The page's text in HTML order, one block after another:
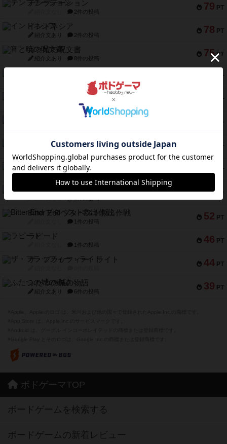
79 PT
テンプテーション
2件の投稿
78 PT
インドネシア
紹介文あり 2件の投稿
75 PT
宵と暁の呪文書
紹介文あり 8件の投稿
PT
9件の投稿
PT
1件の投稿
PT
PT
スペクタキュラー
PT
スモールワールド
紹介文あり 13件の投稿
58 PT
52 PT
Bitter End ブタペスト救出作戦
1件の投稿
46 PT
ラピード
1件の投稿
44 PT
ザ・フラッフィー・ライト
39 PT
ふたつの城の物語
紹介文あり 6件の投稿
ボドゲーマTOP
ボードゲームを検索する
ボードゲームの新着レビュー